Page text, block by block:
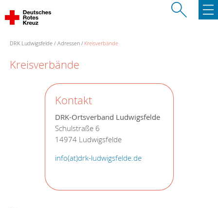
DRK Ludwigsfelde Adressen Kreisverbände
Kreisverbände
Kontakt
DRK-Ortsverband Ludwigsfelde
Schulstraße 6
14974 Ludwigsfelde
info(at)drk-ludwigsfelde.de